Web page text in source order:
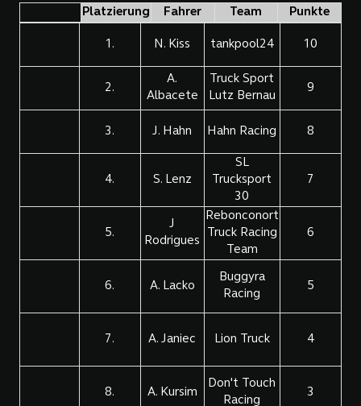
Platzierung Fahrer Team Punkte
1. N. Kiss tankpool24 10
2.
A.
Albacete
Truck Sport
Lutz Bernau
9
3. J. Hahn Hahn Racing 8
4. S. Lenz
SL
Trucksport
30
7
5.
J
Rodrigues
Rebonconort
Truck Racing
Team
6
6. A. Lacko
Buggyra
Racing
5
7. A. Janiec Lion Truck 4
8. A. Kursim
Don't Touch
Racing
3